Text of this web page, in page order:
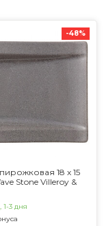
18 х 15
Stone Villeroy &
-48%
3 дня